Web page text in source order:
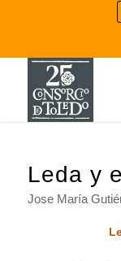
Leda y
Jose María